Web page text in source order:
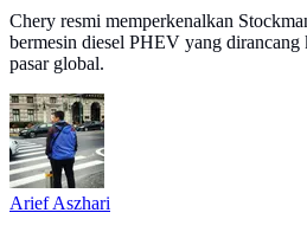
Chery resmi memperkenalkan
bermesin diesel PHEV yang dirancang
pasar global.
Arief Aszhari